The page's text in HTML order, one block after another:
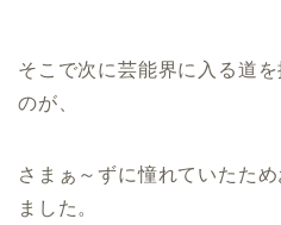
そこで次に芸能界に入る道
のが、
さまぁ～ずに憧れていたた
ました。